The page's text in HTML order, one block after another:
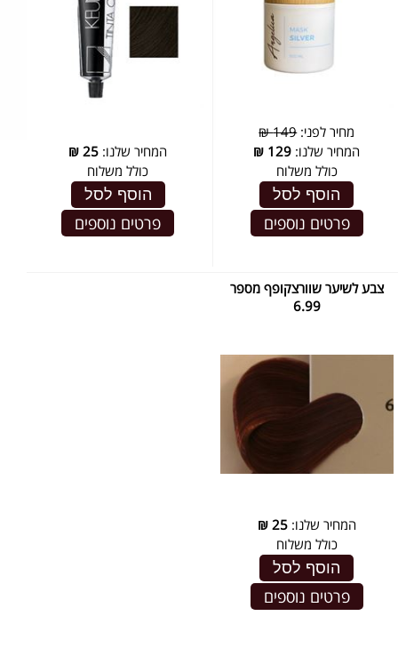
מחיר לפני:149 ₪
המחיר שלנו: 129
₪
כולל משלוח
הוסף לסל
פרטים נוספים
המחיר שלנו: 25
₪
כולל משלוח
הוסף לסל
פרטים נוספים
צבע לשיער שוורצקופף מספר
6.99
המחיר שלנו:25
₪
כולל משלוח
הוסף לסל
פרטים נוספים